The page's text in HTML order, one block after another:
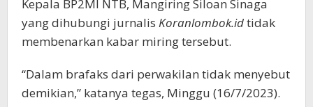
Kepala BP2MI NTB, Mangiring Siloan Sinaga
yang dihubungi jurnalis Koranlombok.idtidak
membenarkan kabar miring tersebut.
“Dalam brafaks dari perwakilan tidak menyebut
demikian,” katanya tegas, Minggu (16/7/2023).